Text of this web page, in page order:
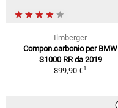
Ilmberger
Compon.carbonio per BMW
S1000 RR da 2019
899,90 €1